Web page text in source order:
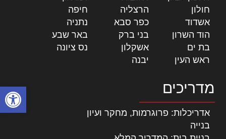
פתח
חולון
הרצליה חיפה
אשדוד
כפר סבא נתניה
הוד השרון
בני ברק באר שבע
בת ים
אשקלון נס ציונה
ראש העין
יבנה
מדריכים
אדריכלות: פרוגרמות, מחקר ועיון
בנייה